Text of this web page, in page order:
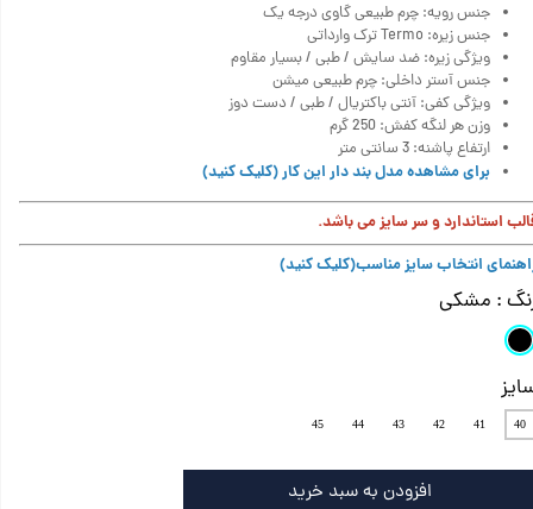
جنس رویه: چرم طبیعی گاوی درجه یک
جنس زیره: Termo ترک وارداتی
ویژگی زیره: ضد سایش / طبی / بسیار مقاوم
جنس آستر داخلی: چرم طبیعی میشن
ویژگی کفی: آنتی باکتریال / طبی / دست دوز
وزن هر لنگه کفش: 250 گرم
ارتفاع پاشنه: 3 سانتی متر
برای مشاهده مدل بند دار این کار (کلیک کنید)
استاندارد و سر سایز می باشد.
انتخاب سایز مناسب(کلیک کنید)
: مشکی
40
41
42
43
44
45
افزودن به سبد خرید